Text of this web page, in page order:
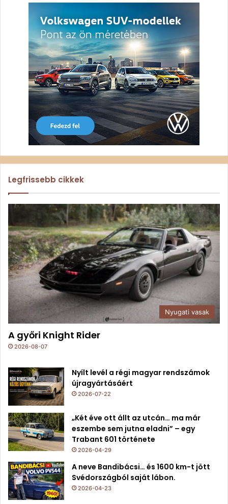
Legfrissebb cikkek
Nyugati vasak
A győri Knight Rider
2026-08-07
Nyílt levél a régi magyar rendszámok
újragyártásáért
2026-07-22
„Két éve ott állt az utcán… ma már
eszembe sem jutna eladni” – egy
Trabant 601 története
2026-04-29
A neve Bandibácsi… és 1600 km-t jött
Svédországból saját lábon.
2026-04-23